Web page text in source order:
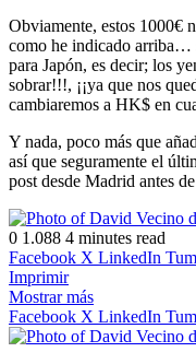
Obviamente, estos 1000€
como he indicado arriba…
para Japón, es decir; los
sobrar!!!, ¡¡ya que nos
cambiaremos a HK$ en
Y nada, poco más que
así que seguramente el
post desde Madrid antes
0 1.088 4 minutes read
Facebook X LinkedIn
Imprimir
Mostrar más
Facebook X LinkedIn